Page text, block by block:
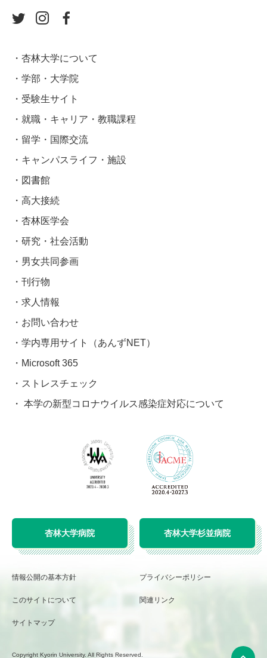
杏林大学について
学部・大学院
受験生サイト
就職・キャリア・教職課程
留学・国際交流
キャンパスライフ・施設
図書館
高大接続
杏林医学会
研究・社会活動
男女共同参画
刊行物
求人情報
お問い合わせ
学内専用サイト（あんずNET）
Microsoft 365
ストレスチェック
本学の新型コロナウイルス感染症対応について
杏林大学病院 杏林大学杉並病院
情報公開の基本方針 プライバシーポリシー
このサイトについて 関連リンク
サイトマップ
Copyright Kyorin University. All Rights Reserved.